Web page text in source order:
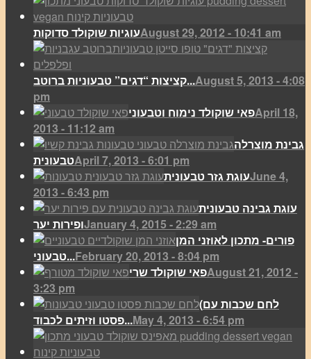
עוגיות שוקולד סדוקותAugust 29, 2012 - 10:41 am
קציצות “דגים” טבעוניות ברוטב...August 5, 2013 - 4:08
pm
פאי שוקולד נימוח וטבעוניApril 18,
2013 - 11:12 am
גבינת מוצרלה
טבעוניתApril 7, 2013 - 6:01 pm
עוגת גזר טבעוניתJune 4,
2013 - 6:43 pm
עוגת גבינה טבעונית
ופירות יערJanuary 4, 2015 - 2:29 am
פורים- מתכון לאוזני המן
טבעוני...February 20, 2013 - 8:04 pm
פאי שוקולד שריAugust 21, 2012 -
3:23 pm
(לחם שכבות עם
פסטו וזיתים לכבוד...May 4, 2013 - 6:54 pm